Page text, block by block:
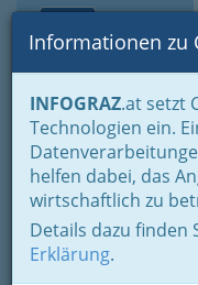
Informationen zu
INFOGRAZ.at setzt
Technologien ein.
helfen dabei, das
wirtschaftlich zu
Details dazu finden
Erklärung.
Home Lifestyle
Der schönste Tag im
Planung erspart Ärger
Konditoren -
Hubert
Co KG